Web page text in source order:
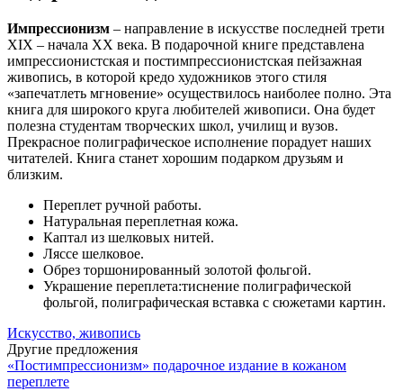
Импрессионизм – направление в искусстве последней трети
XIX – начала XX века. В подарочной книге представлена
импрессионистская и постимпрессионистская пейзажная
живопись, в которой кредо художников этого стиля
«запечатлеть мгновение» осуществилось наиболее полно. Эта
книга для широкого круга любителей живописи. Она будет
полезна студентам творческих школ, училищ и вузов.
Прекрасное полиграфическое исполнение порадует наших
читателей. Книга станет хорошим подарком друзьям и
близким.
Переплет ручной работы.
Натуральная переплетная кожа.
Каптал из шелковых нитей.
Ляссе шелковое.
Обрез торшонированный золотой фольгой.
Украшение переплета:тиснение полиграфической
фольгой, полиграфическая вставка с сюжетами картин.
Искусство, живопись
Другие предложения
«Постимпрессионизм» подарочное издание в кожаном
переплете